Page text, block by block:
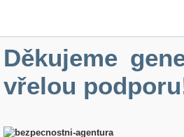
Děkujeme
vřelou